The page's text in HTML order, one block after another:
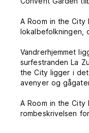
A Room in the
lokalbefolkningen,
Vandrerhjemmet
surfestranden La
the City ligger i
avenyer og
A Room in the
rombeskrivelsen